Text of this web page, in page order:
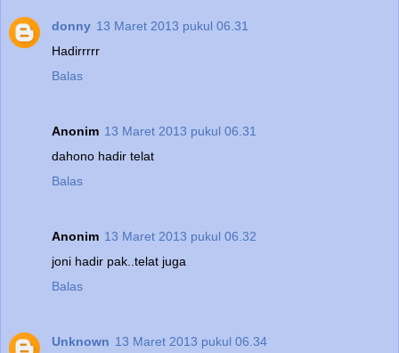
donny 13 Maret 2013 pukul 06.31
Hadirrrrr
Balas
Anonim 13 Maret 2013 pukul 06.31
dahono hadir telat
Balas
Anonim 13 Maret 2013 pukul 06.32
joni hadir pak..telat juga
Balas
Unknown 13 Maret 2013 pukul 06.34